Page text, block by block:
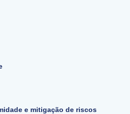
e mitigação de riscos